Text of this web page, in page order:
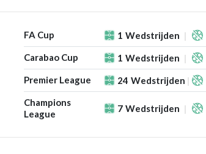
FA Cup 1 Wedstrijden
Carabao Cup 1 Wedstrijden
Premier League 24 Wedstrijden
Champions
League
7 Wedstrijden